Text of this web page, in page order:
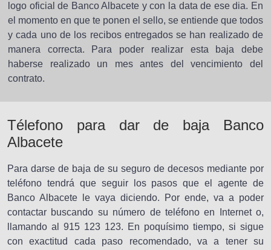
logo oficial de Banco Albacete y con la data de ese dia. En
el momento en que te ponen el sello, se entiende que todos
y cada uno de los recibos entregados se han realizado de
manera correcta. Para poder realizar esta baja debe
haberse realizado un mes antes del vencimiento del
contrato.
Télefono para dar de baja Banco
Albacete
Para darse de baja de su seguro de decesos mediante por
teléfono tendrá que seguir los pasos que el agente de
Banco Albacete le vaya diciendo. Por ende, va a poder
contactar buscando su número de teléfono en Internet o,
llamando al 915 123 123. En poquísimo tiempo, si sigue
con exactitud cada paso recomendado, va a tener su